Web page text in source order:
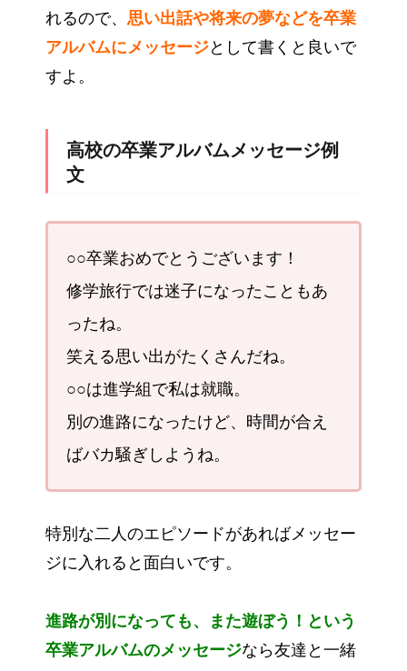
れるので、 思い出話や将来の夢などを卒業
アルバムにメッセージとして書くと良いで
すよ。
高校の卒業アルバムメッセージ例
文
○○卒業おめでとうございます！
修学旅行では迷子になったこともあ
ったね。
笑える思い出がたくさんだね。
○○は進学組で私は就職。
別の進路になったけど、時間が合え
ばバカ騒ぎしようね。
特別な二人のエピソードがあればメッセー
ジに入れると面白いです。
進路が別になっても、また遊ぼう！という
卒業アルバムのメッセージなら友達と一緒